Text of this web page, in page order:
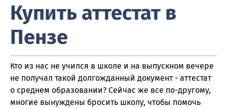
Купить аттестат в
Пензе
Кто из нас не учился в школе и на выпускном вечере
не получал такой долгожданный документ - аттестат
о среднем образовании? Сейчас же все по-другому,
многие вынуждены бросить школу, чтобы помочь